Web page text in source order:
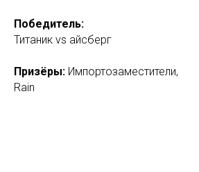
Победитель:
Титаник vs айсберг
Призёры: Импортозаместители,
Rain